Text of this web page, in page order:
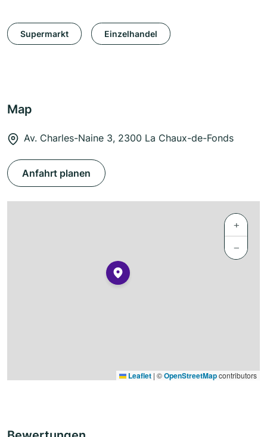
Supermarkt Einzelhandel
Map
Av. Charles-Naine 3, 2300 La Chaux-de-Fonds
Anfahrt planen
+
−
Leaflet | ©OpenStreetMapcontributors